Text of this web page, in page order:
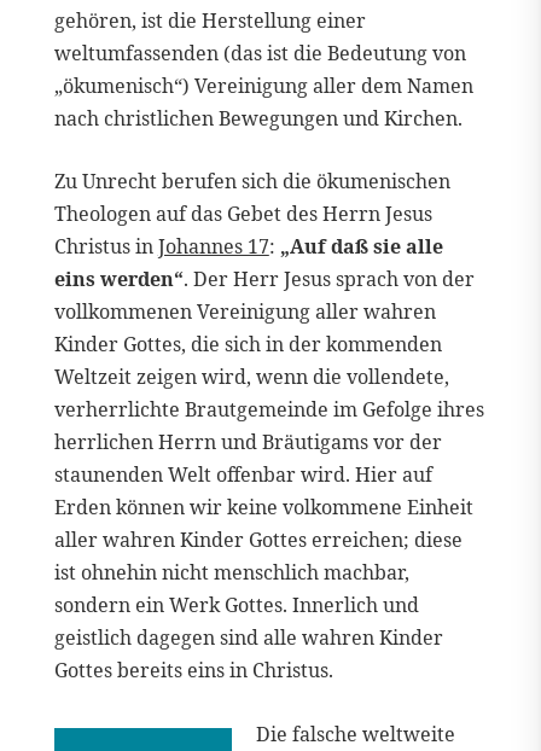
gehören, ist die Herstellung einer
weltumfassenden (das ist die Bedeutung von
„ökumenisch“) Vereinigung aller dem Namen
nach christlichen Bewegungen und Kirchen.
Zu Unrecht berufen sich die ökumenischen
Theologen auf das Gebet des Herrn Jesus
Christus inJohannes 17: „Auf daß sie alle
eins werden“. Der Herr Jesus sprach von der
vollkommenen Vereinigung aller wahren
Kinder Gottes, die sich in der kommenden
Weltzeit zeigen wird, wenn die vollendete,
verherrlichte Brautgemeinde im Gefolge ihres
herrlichen Herrn und Bräutigams vor der
staunenden Welt offenbar wird. Hier auf
Erden können wir keine volkommene Einheit
aller wahren Kinder Gottes erreichen; diese
ist ohnehin nicht menschlich machbar,
sondern ein Werk Gottes. Innerlich und
geistlich dagegen sind alle wahren Kinder
Gottes bereits eins in Christus.
Die falsche weltweite